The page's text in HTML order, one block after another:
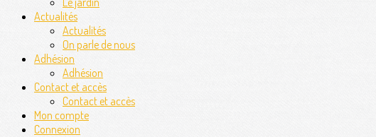
Actualités
Actualités
On parle de nous
Adhésion
Adhésion
Contact et accès
Contact et accès
Mon compte
Connexion